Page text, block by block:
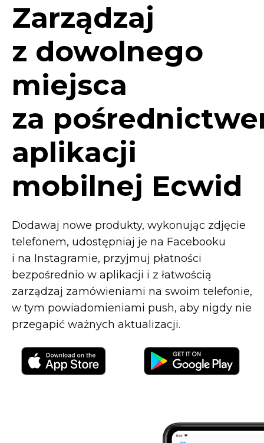
Zarządzaj
z dowolnego
miejsca
za
aplikacji
mobilnej Ecwid
Dodawaj nowe produkty, wykonując zdjęcie
telefonem, udostępniaj je na Facebooku
i na Instagramie, przyjmuj płatności
bezpośrednio w aplikacji i z łatwością
zarządzaj zamówieniami na swoim telefonie,
w tym powiadomieniami push, aby nigdy nie
przegapić ważnych aktualizacji.